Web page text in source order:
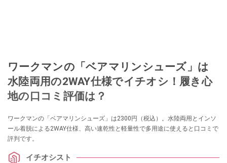
ワークマンの「ベアマリンシューズ」は
水陸両用の2WAY仕様でイチオシ！履き心
地の口コミ評価は？
ワークマンの「ベアマリンシューズ」は2300円（税込）。水陸両用とインソ
ール着脱による2WAY仕様、高い速乾性と軽量性で多用途に使えると口コミで
評判です。
イチオシスト